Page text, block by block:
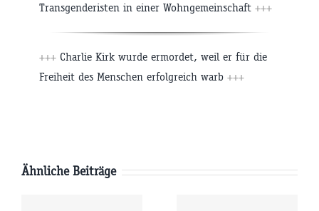
Transgenderisten in einer Wohngemeinschaft +++
+++ Charlie Kirk wurde ermordet, weil er für die
Freiheit des Menschen erfolgreich warb +++
Ähnliche Beiträge